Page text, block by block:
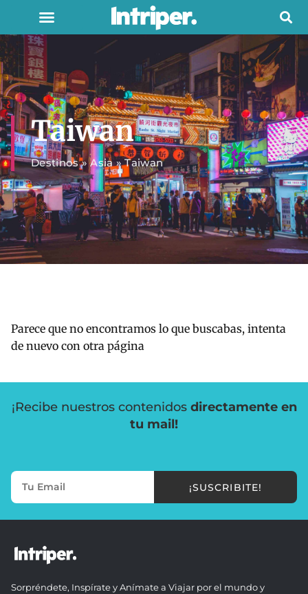
Taiwan
Destinos»Asia»Taiwan
Parece que no encontramos lo que buscabas, intenta
de nuevo con otra página
¡Recibe nuestros contenidos directamente en
tu mail!
¡SUSCRIBITE!
Sorpréndete, Inspírate y Anímate a Viajar por el mundo y